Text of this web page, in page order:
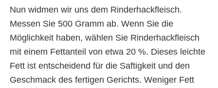
Nun widmen wir uns dem Rinderhackfleisch.
Messen Sie 500 Gramm ab. Wenn Sie die
Möglichkeit haben, wählen Sie Rinderhackfleisch
mit einem Fettanteil von etwa 20 %. Dieses leichte
Fett ist entscheidend für die Saftigkeit und den
Geschmack des fertigen Gerichts. Weniger Fett